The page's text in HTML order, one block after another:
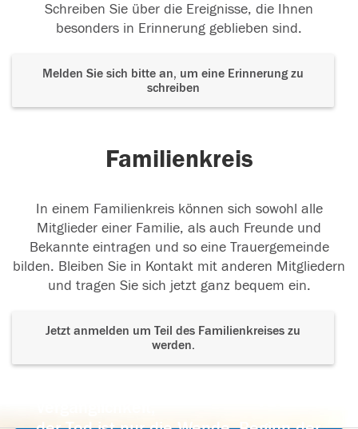
Schreiben Sie über die Ereignisse, die Ihnen
besonders in Erinnerung geblieben sind.
Melden Sie sich bitte an, um eine Erinnerung zu
schreiben
Familienkreis
In einem Familienkreis können sich sowohl alle
Mitglieder einer Familie, als auch Freunde und
Bekannte eintragen und so eine Trauergemeinde
bilden. Bleiben Sie in Kontakt mit anderen Mitgliedern
und tragen Sie sich jetzt ganz bequem ein.
Jetzt anmelden um Teil des Familienkreises zu
werden.